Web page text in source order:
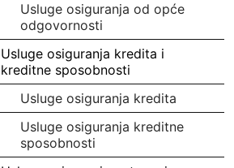
Usluge osiguranja od opće
odgovornosti
Usluge osiguranja kredita i
kreditne sposobnosti
Usluge osiguranja kredita
Usluge osiguranja kreditne
sposobnosti